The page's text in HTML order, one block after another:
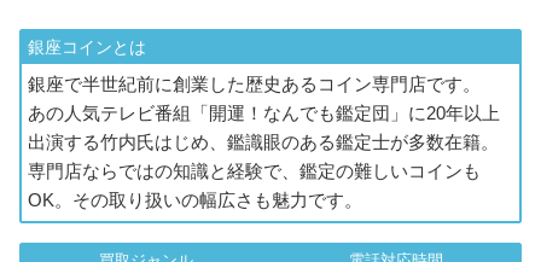
銀座コインとは
銀座で半世紀前に創業した歴史あるコイン専門店です。
あの人気テレビ番組「開運！なんでも鑑定団」に20年以上
出演する竹内氏はじめ、鑑識眼のある鑑定士が多数在籍。
専門店ならではの知識と経験で、鑑定の難しいコインも
OK。その取り扱いの幅広さも魅力です。